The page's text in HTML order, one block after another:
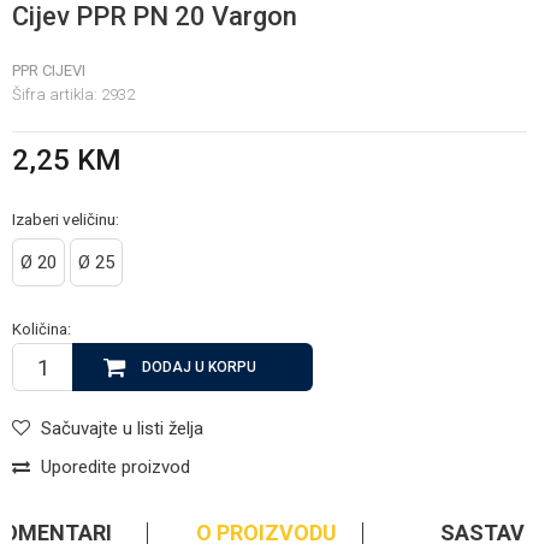
Cijev PPR PN 20 Vargon
PPR CIJEVI
Šifra artikla: 2932
2,25 KM
Izaberi veličinu:
Ø 20 Ø 25
Količina:
DODAJ U KORPU
Sačuvajte u listi želja
Uporedite proizvod
O PROIZVODU SASTAV